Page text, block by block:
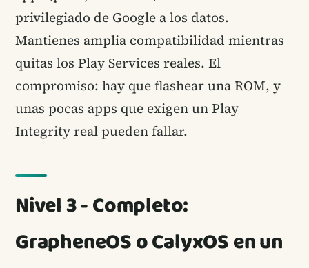
privilegiado de Google a los datos.
Mantienes amplia compatibilidad mientras
quitas los Play Services reales. El
compromiso: hay que flashear una ROM, y
unas pocas apps que exigen un Play
Integrity real pueden fallar.
Nivel 3 - Completo:
GrapheneOS o CalyxOS en un